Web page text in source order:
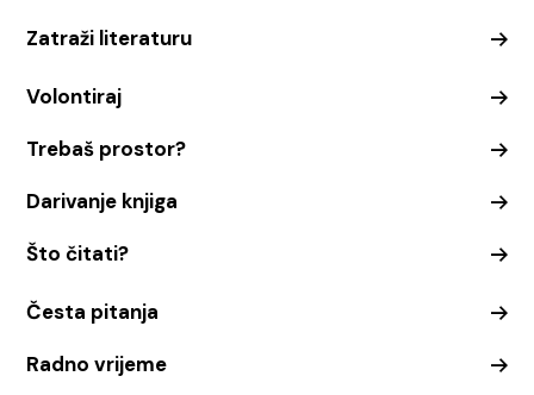
Zatraži literaturu
Volontiraj
Trebaš prostor?
Darivanje knjiga
Što čitati?
Česta pitanja
Radno vrijeme